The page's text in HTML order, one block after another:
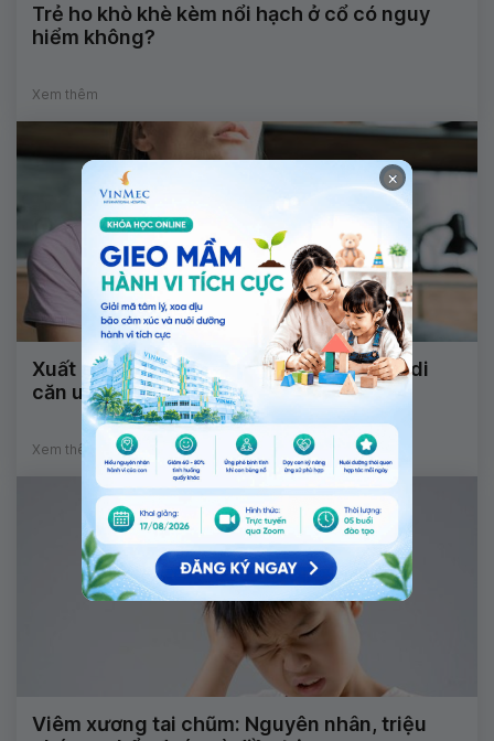
Trẻ ho khò khè kèm nổi hạch ở cổ có nguy
hiểm không?
Xem thêm
Xuất hiện hạch và khó chịu ở cổ có phải di
căn ung thư vú không?
Xem thêm
Viêm xương tai chũm: Nguyên nhân, triệu
×